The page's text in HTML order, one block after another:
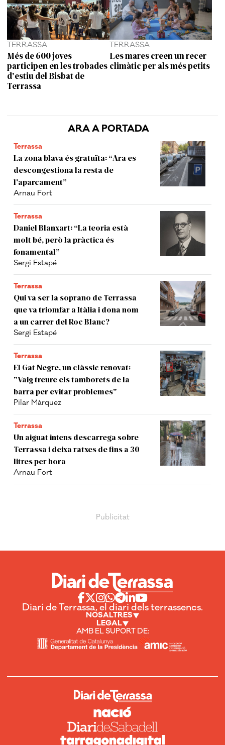
ARA A PORTADA
Terrassa
La zona blava és gratuïta: “Ara es
descongestiona la resta de
l'aparcament”
Arnau Fort
Terrassa
Daniel Blanxart: “La teoria està
molt bé, però la pràctica és
fonamental”
Sergi Estapé
Terrassa
Qui va ser la soprano de Terrassa
que va triomfar a Itàlia i dona nom
a un carrer del Roc Blanc?
Sergi Estapé
Terrassa
El Gat Negre, un clàssic renovat:
"Vaig treure els tamborets de la
barra per evitar problemes"
Pilar Màrquez
Terrassa
Un aiguat intens descarrega sobre
Terrassa i deixa ratxes de fins a 30
litres per hora
Arnau Fort
TERRASSA
Més de 600 joves
participen en les trobades
d'estiu del Bisbat de
Terrassa
TERRASSA
Les mares creen un recer
climàtic per als més petits
Diari de Terrassa, el diari dels terrassencs.
NOSALTRES
LEGAL
AMB EL SUPORT DE: